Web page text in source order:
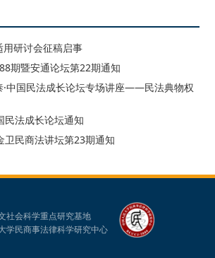
国人民大学法学院教授、中国人民大学民商
学院党委书记李明舜教授做会议总结。首
把专家们的立法建议如实地带回立法机关，
撰深入人心，望大家及时谏言，认真反馈。
总结中特别强调：家的重要性不可替代。习